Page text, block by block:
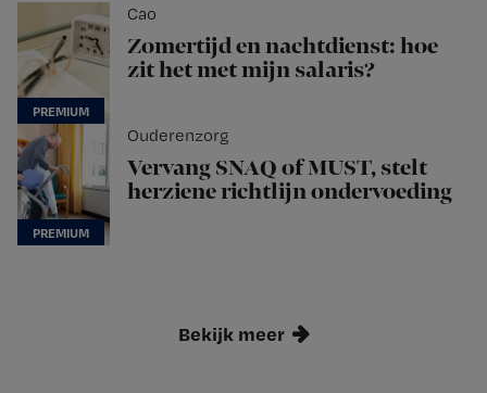
Cao
Zomertijd en nachtdienst: hoe
zit het met mijn salaris?
Ouderenzorg
Vervang SNAQ of MUST, stelt
herziene richtlijn ondervoeding
Bekijk meer